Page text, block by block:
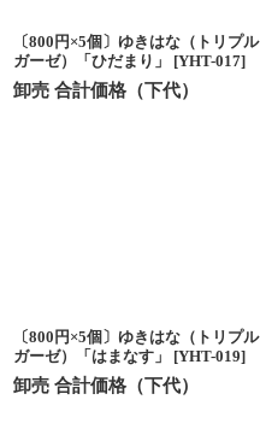
〔800円×5個〕ゆきはな（トリプル
ガーゼ）「ひだまり」
[YHT-017]
卸売 合計価格（下代）
〔800円×5個〕ゆきはな（トリプル
ガーゼ）「はまなす」
[YHT-019]
卸売 合計価格（下代）